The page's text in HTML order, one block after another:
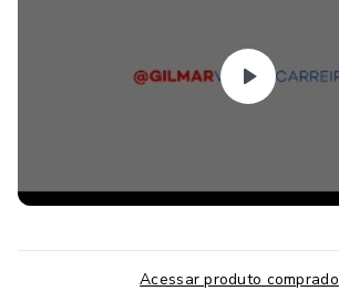
Acessar produto comprado